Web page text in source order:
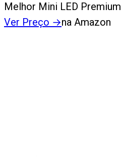
Melhor Mini LED Premium
Ver Preço →na Amazon